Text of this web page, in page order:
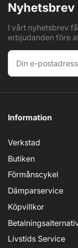
Nyhetsbrev
I vårt nyhetsbrev
erbjudanden före
Information
Verkstad
Butiken
Förmånscykel
Dämparservice
Köpvillkor
Livstids Service